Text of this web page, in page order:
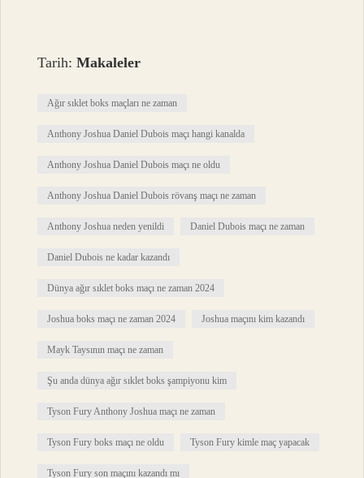
Tarih:Makaleler
Ağır sıklet boks maçları ne zaman
Anthony Joshua Daniel Dubois maçı hangi kanalda
Anthony Joshua Daniel Dubois maçı ne oldu
Anthony Joshua Daniel Dubois rövanş maçı ne zaman
Anthony Joshua neden yenildi Daniel Dubois maçı ne zaman
Daniel Dubois ne kadar kazandı
Dünya ağır sıklet boks maçı ne zaman 2024
Joshua boks maçı ne zaman 2024 Joshua maçını kim kazandı
Mayk Taysının maçı ne zaman
Şu anda dünya ağır sıklet boks şampiyonu kim
Tyson Fury Anthony Joshua maçı ne zaman
Tyson Fury boks maçı ne oldu Tyson Fury kimle maç yapacak
Tyson Fury son maçını kazandı mı